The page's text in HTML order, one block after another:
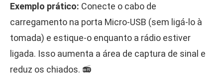
Exemplo prático: Conecte o cabo de
carregamento na porta Micro-USB (sem ligá-lo à
tomada) e estique-o enquanto a rádio estiver
ligada. Isso aumenta a área de captura de sinal e
reduz os chiados. 📻